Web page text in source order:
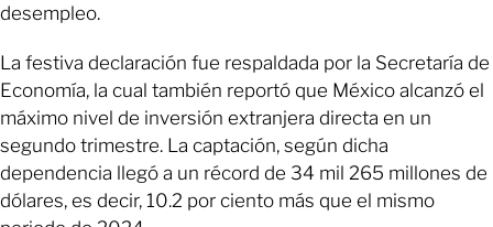
desempleo.
La festiva declaración fue respaldada por la Secretaría de
Economía, la cual también reportó que México alcanzó el
máximo nivel de inversión extranjera directa en un
segundo trimestre. La captación, según dicha
dependencia llegó a un récord de 34 mil 265 millones de
dólares, es decir, 10.2 por ciento más que el mismo